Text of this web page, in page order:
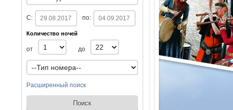
С: по:
Количество ночей
от до
Расширенный поиск